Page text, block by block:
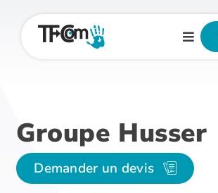
contenu
Groupe Husser
Demander un devis